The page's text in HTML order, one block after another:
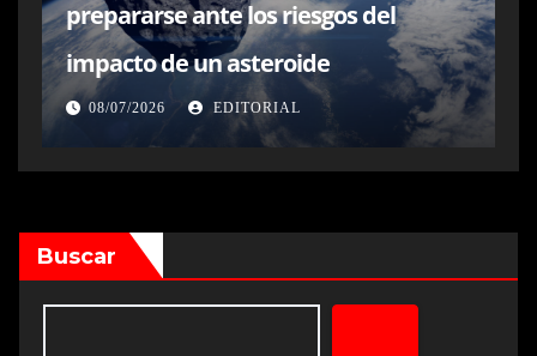
prepararse ante los riesgos del
impacto de un asteroide
08/07/2026 EDITORIAL
Buscar